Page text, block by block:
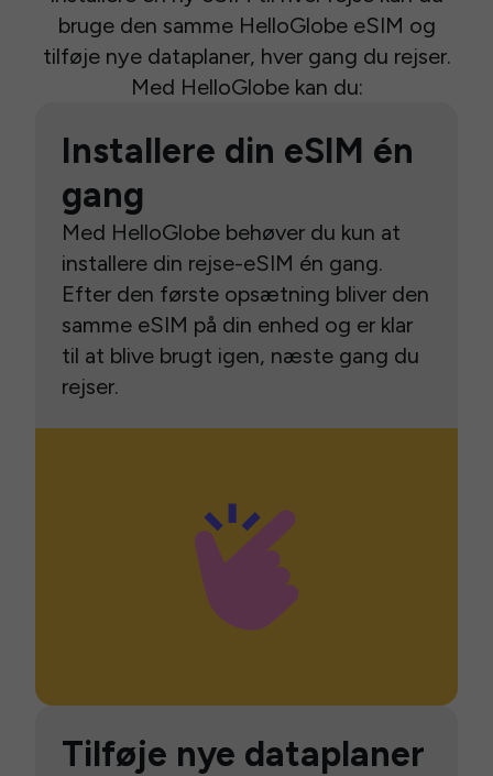
bruge den samme HelloGlobe eSIM og
tilføje nye dataplaner, hver gang du rejser.
Med HelloGlobe kan du:
Installere din eSIM én
gang
Med HelloGlobe behøver du kun at
installere din rejse-eSIM én gang.
Efter den første opsætning bliver den
samme eSIM på din enhed og er klar
til at blive brugt igen, næste gang du
rejser.
Tilføje nye dataplaner